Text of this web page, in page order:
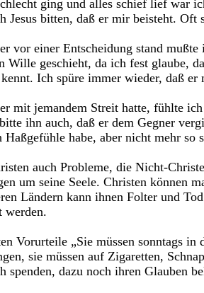
ging und alles schief lief war
Jesus bitten, daß er mir beisteht.
vor einer Entscheidung stand
Wille geschieht, da ich fest glaube,
Ich spüre immer wieder, daß
mit jemandem Streit hatte, fühlte
ihn auch, daß er dem Gegner
Haßgefühle habe, aber nicht mehr so
auch Probleme, die Nicht-
um seine Seele. Christen können
Ländern kann ihnen Folter und
werden.
Vorurteile „Sie müssen sonntags
sie müssen auf Zigaretten,
spenden, dazu noch ihren Glauben